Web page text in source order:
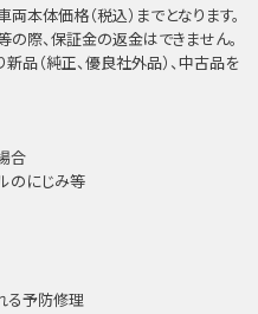
本体価格（税込）までとなります。
際、保証金の返金はできません。
品（純正、優良社外品）、中古品を
合
のにじみ等
る予防修理